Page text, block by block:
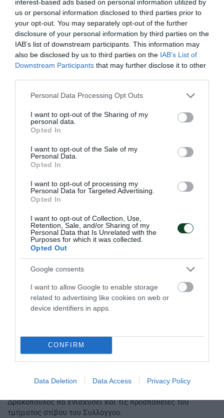
interest-based ads based on personal information utilized by
us or personal information disclosed to third parties prior to
your opt-out. You may separately opt-out of the further
disclosure of your personal information by third parties on the
IAB’s list of downstream participants. This information may
also be disclosed by us to third parties on the IAB’s List of
Downstream Participants that may further disclose it to other
Please note that this website/app uses one or more Google
not limited to your visit or usage behaviour. You may click to
grant or deny consent to Google and its third-party tags to
use your data for below specified purposes in below Google
consent section.
Personal Data Processing Opt Outs
I want to opt-out of the Sharing of my
personal data.
Opted In
I want to opt-out of the Sale of my
Personal Data.
Opted In
I want to opt-out of processing my
Personal Data for Targeted Advertising.
Opted In
I want to opt-out of Collection, Use,
Retention, Sale, and/or Sharing of my
Personal Data that Is Unrelated with the
Purposes for which it was collected.
Opted Out
Google consents
I want to allow Google to enable storage
related to advertising like cookies on web or
device identifiers in apps.
CONFIRM
Data Deletion Data Access Privacy Policy
Σταμούλης και στον στίβο
Ο αθλητής Boccia του Παναθηναϊκού ΑμεΑ Νίκος
18.02.2021 ΣΤΙΒΟΣ ΑΜΕΑ
Ο Δρακόπουλος θα συμμετέχει και
στον στίβο ΑμεΑ
Δρακόπουλος θα ενισχύσει και τις προσπάθειες του
τμήματος στίβου του Συλλόγγου.